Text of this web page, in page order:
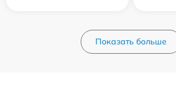
Показать больше